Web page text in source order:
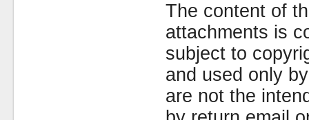
The content of
attachments is
subject to
and used only
are not the